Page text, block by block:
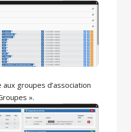
aux groupes d’association
».